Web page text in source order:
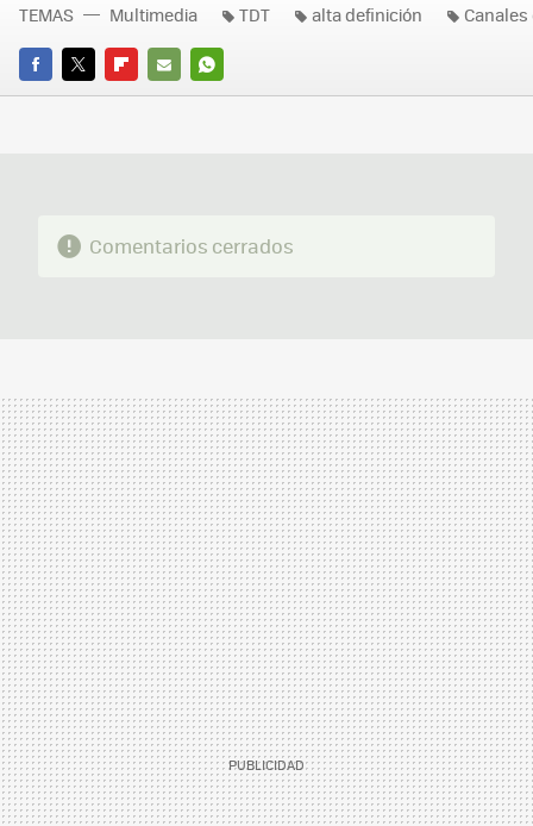
FACEBOOK
TWITTERFLIPBOARD
E-
WHATSAPP
TEMAS Multimedia TDT alta definición
Comentarios cerrados